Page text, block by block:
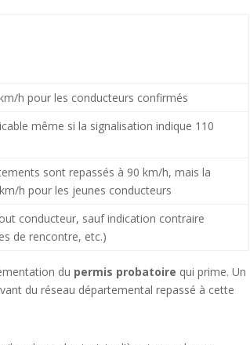
h pour les conducteurs confirmés
même si la signalisation indique 110
sont repassés à 90 km/h, mais la
h pour les jeunes conducteurs
conducteur, sauf indication contraire
de rencontre, etc.)
du permis probatoire qui prime. Un
du réseau départemental repassé à cette